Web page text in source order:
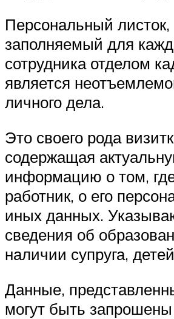
Персональный листок,
заполняемый для
сотрудника отделом
является
личного дела.
Это своего рода
содержащая
информацию о том,
работник, о его
иных данных.
сведения об
наличии супруга,
Данные,
могут быть запрошены